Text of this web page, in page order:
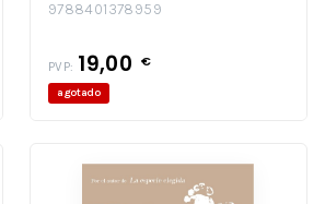
9788401378959
PVP: 19,00 €
agotado